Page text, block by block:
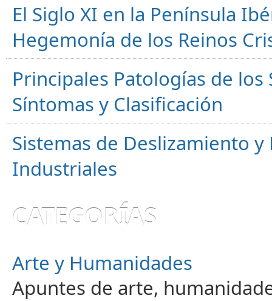
El Siglo XI en la Península
Hegemonía de los Reinos
Principales Patologías de
Síntomas y Clasificación
Sistemas de Deslizamiento
Industriales
CATEGORÍAS
Arte y Humanidades
Apuntes de arte,